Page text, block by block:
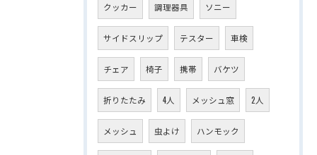
クッカー 調理器具 ソニー
サイドスリップ テスター 車検
チェア 椅子 携帯 バケツ
折りたたみ 4人 メッシュ窓 2人
メッシュ 虫よけ ハンモック